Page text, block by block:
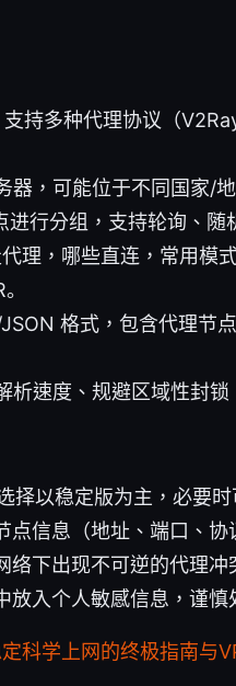
持多种代理协议（
，可能位于不同国家/地
行分组，支持轮询、随
理，哪些直连，常用模
格式，包含代理节
速度、规避区域性封锁
以稳定版为主，必要时
信息（地址、端口、协
下出现不可逆的代理冲
入个人敏感信息，谨慎
科学上网的终极指南与